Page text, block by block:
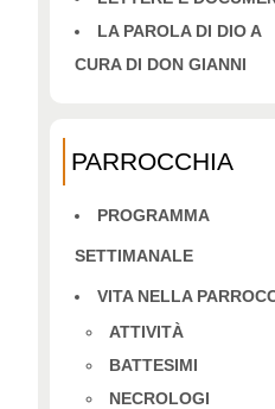
LA PAROLA DI DIO A
CURA DI DON GIANNI
PARROCCHIA
PROGRAMMA
SETTIMANALE
VITA NELLA
ATTIVITÀ
BATTESIMI
NECROLOGI